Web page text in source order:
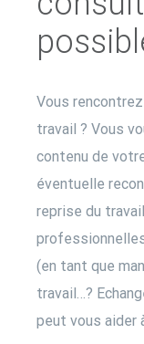
Vous
travail ? Vous
contenu de
éventuelle
reprise du
(en tant que
travail…?
peut vous aider